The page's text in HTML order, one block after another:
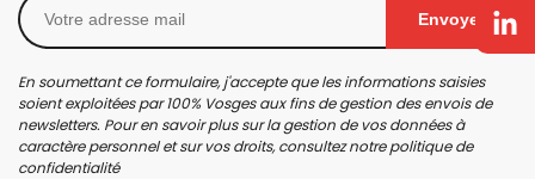
Envoyer
En soumettant ce formulaire, j'accepte que les informations saisies
soient exploitées par 100% Vosges aux fins de gestion des envois de
newsletters. Pour en savoir plus sur la gestion de vos données à
caractère personnel et sur vos droits, consultez notrepolitique de
confidentialité